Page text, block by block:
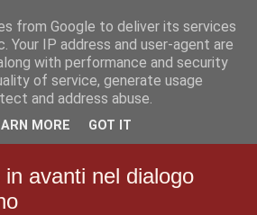
avanti nel dialogo
from Google to deliver its services
Your IP address and user-agent are
with performance and security
of service, generate usage
and address abuse.
MORE GOT IT